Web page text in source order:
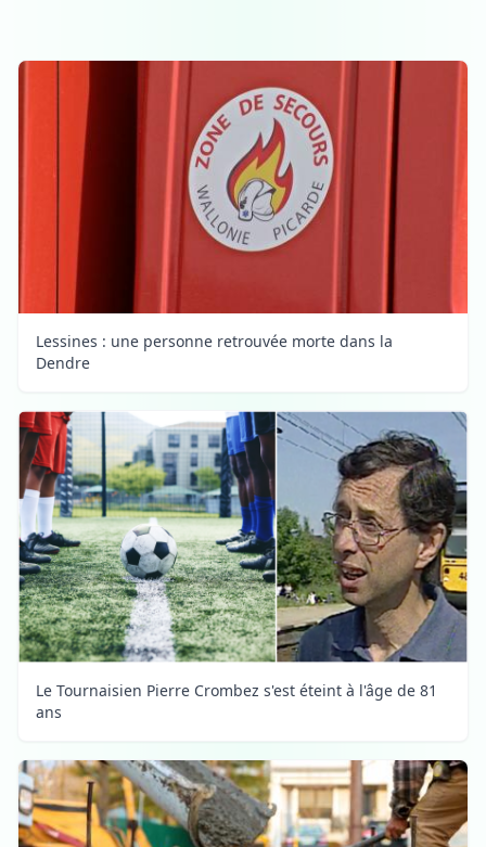
Lessines : une personne retrouvée morte dans la
Dendre
Le Tournaisien Pierre Crombez s'est éteint à l'âge de 81
ans